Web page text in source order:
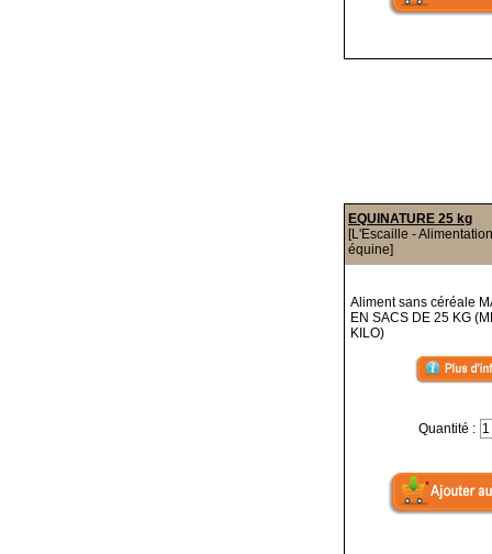
EQUINATURE 25 kg
[L'Escaille - Alimentation
équine]
Aliment sans céréale
EN SACS DE 25 KG
KILO)
Quantité :